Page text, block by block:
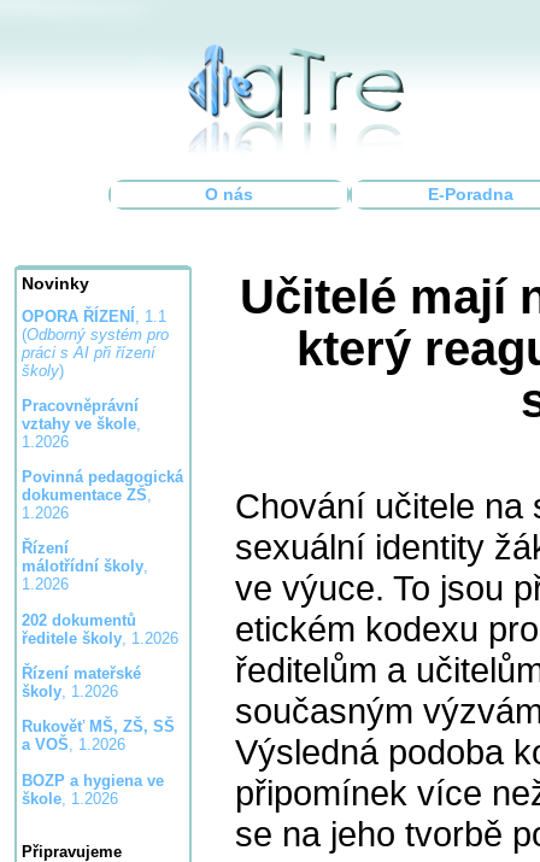
O nás E-Poradna
Novinky
OPORA ŘÍZENÍ , 1.1
(Odborný systém pro
práci s AI při řízení
školy)
Pracovněprávní
vztahy ve škole,
1.2026
Povinná pedagogická
dokumentace ZŠ,
1.2026
Řízení
málotřídní školy,
1.2026
202 dokumentů
ředitele školy, 1.2026
Řízení mateřské
školy, 1.2026
Rukověť MŠ, ZŠ, SŠ
a VOŠ, 1.2026
BOZP a hygiena ve
škole, 1.2026
Připravujeme
Učitelé mají
který
Chování učitele
sexuální identity
ve výuce. To jsou
etickém kodexu
ředitelům a
současným
Výsledná podoba
připomínek více
se na jeho tvorbě